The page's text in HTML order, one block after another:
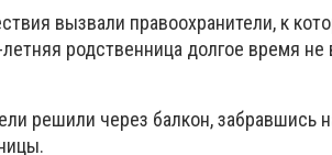
вызвали правоохранители, к
родственница долгое время
решили через балкон, забравшись